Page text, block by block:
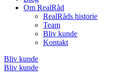
Om RealRåd
RealRåds historie
Team
Bliv kunde
Kontakt
Bliv kunde
Bliv kunde